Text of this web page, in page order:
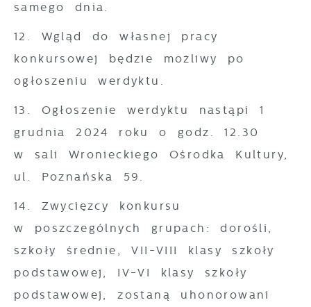
samego dnia.
12. Wgląd do własnej pracy
konkursowej będzie możliwy po
ogłoszeniu werdyktu.
13. Ogłoszenie werdyktu nastąpi 1
grudnia 2024 roku o godz. 12.30
w sali Wronieckiego Ośrodka Kultury,
ul. Poznańska 59.
14. Zwycięzcy konkursu
w poszczególnych grupach: dorośli,
szkoły średnie, VII-VIII klasy szkoły
podstawowej, IV-VI klasy szkoły
podstawowej, zostaną uhonorowani